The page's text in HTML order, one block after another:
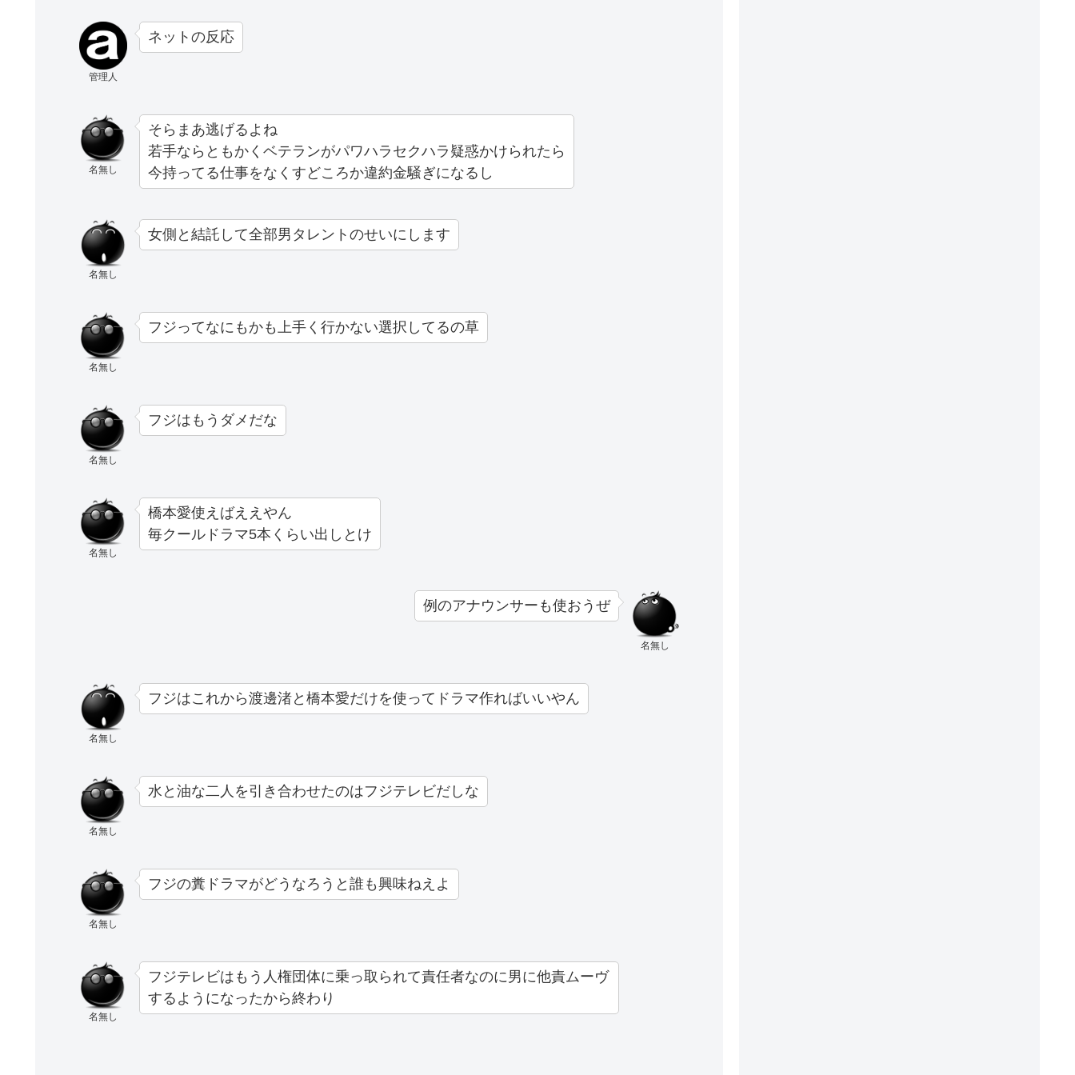
管理人
ネットの反応
名無し
そらまあ逃げるよね
若手ならともかくベテランがパワハラセクハラ疑惑かけられたら
今持ってる仕事をなくすどころか違約金騒ぎになるし
名無し
女側と結託して全部男タレントのせいにします
名無し
フジってなにもかも上手く行かない選択してるの草
名無し
フジはもうダメだな
名無し
橋本愛使えばええやん
毎クールドラマ5本くらい出しとけ
名無し
例のアナウンサーも使おうぜ
名無し
フジはこれから渡邊渚と橋本愛だけを使ってドラマ作ればいいやん
名無し
水と油な二人を引き合わせたのはフジテレビだしな
名無し
フジの糞ドラマがどうなろうと誰も興味ねえよ
名無し
フジテレビはもう人権団体に乗っ取られて責任者なのに男に他責ムーヴ
するようになったから終わり